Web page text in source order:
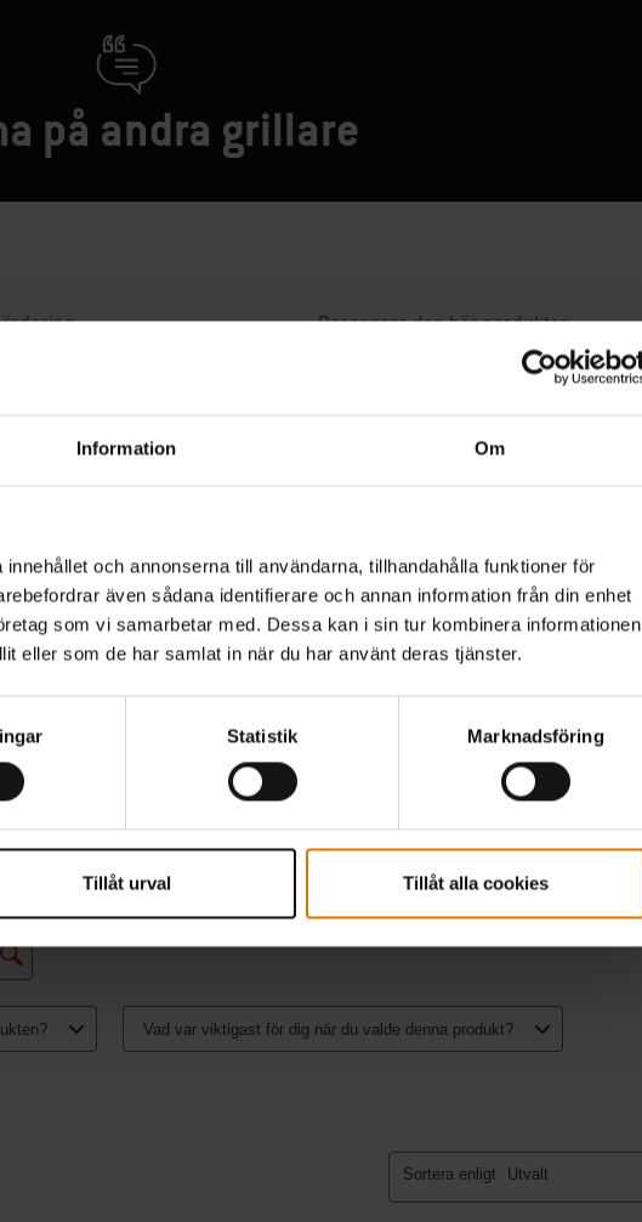
Information Om
och annonserna till användarna, tillhandahålla funktioner för
även sådana identifierare och annan information från din enhet
som vi samarbetar med. Dessa kan i sin tur kombinera informationen
eller som de har samlat in när du har använt deras tjänster.
Statistik Marknadsföring
Tillåt urval Tillåt alla cookies
på andra grillare